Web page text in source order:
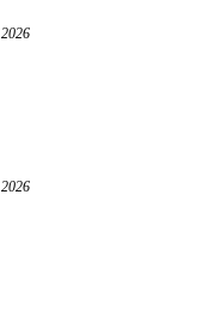
2026
2026